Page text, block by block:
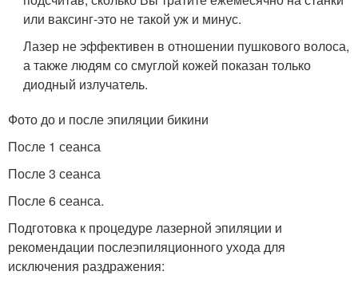
или ваксинг-это не такой уж и минус.
Лазер не эффективен в отношении пушкового волоса,
а также людям со смуглой кожей показан только
диодный излучатель.
Фото до и после эпиляции бикини
После 1 сеанса
После 3 сеанса
После 6 сеанса.
Подготовка к процедуре лазерной эпиляции и
рекомендации послеэпиляционного ухода для
исключения раздражения: